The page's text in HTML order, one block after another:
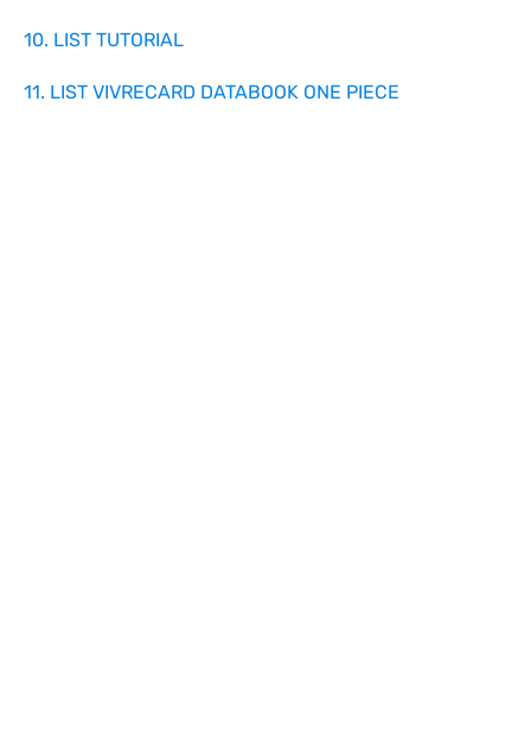
10. LIST TUTORIAL
11. LIST VIVRECARD DATABOOK ONE PIECE